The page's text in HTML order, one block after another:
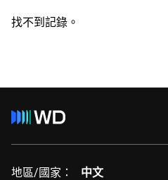
找不到記錄。
地區/國家： 中文